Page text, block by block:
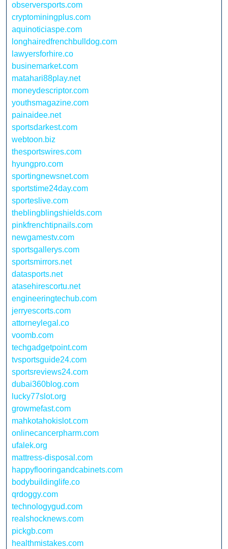
observersports.com
cryptominingplus.com
aquinoticiaspe.com
longhairedfrenchbulldog.com
lawyersforhire.co
businemarket.com
matahari88play.net
moneydescriptor.com
youthsmagazine.com
painaidee.net
sportsdarkest.com
webtoon.biz
thesportswires.com
hyungpro.com
sportingnewsnet.com
sportstime24day.com
sporteslive.com
theblingblingshields.com
pinkfrenchtipnails.com
newgamestv.com
sportsgallerys.com
sportsmirrors.net
datasports.net
atasehirescortu.net
engineeringtechub.com
jerryescorts.com
attorneylegal.co
voomb.com
techgadgetpoint.com
tvsportsguide24.com
sportsreviews24.com
dubai360blog.com
lucky77slot.org
growmefast.com
mahkotahokislot.com
onlinecancerpharm.com
ufalek.org
mattress-disposal.com
happyflooringandcabinets.com
bodybuildinglife.co
qrdoggy.com
technologygud.com
realshocknews.com
pickgb.com
healthmistakes.com